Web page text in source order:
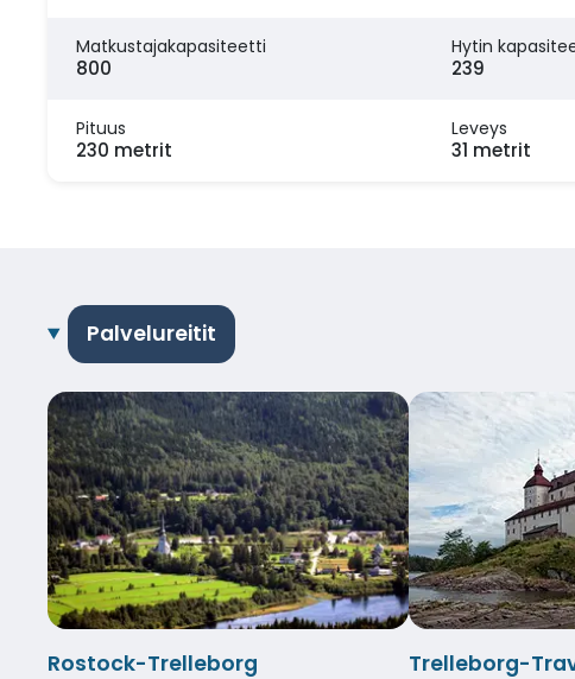
Matkustajakapasiteetti
800
Hytin
239
Pituus
230 metrit
Leveys
31 metrit
Palvelureitit
Rostock-Trelleborg Trelleborg-